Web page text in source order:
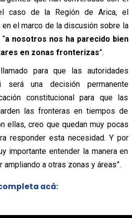
caso de la Región de Arica, el
el marco de la discusión sobre la
a nosotros nos ha parecido bien
en zonas fronterizas”.
para que las autoridades
será una decisión permanente
constitucional para que las
las fronteras en tiempos de
ellas, creo que quedan muy pocas
responder esta necesidad. Y por
importante entender la manera en
a otras zonas y áreas”.
acá: